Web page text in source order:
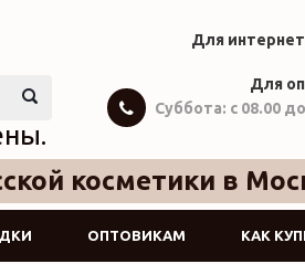
косметики в
Для интернет
Для
Суббота: с 08.00
ОПТОВИКАМ КАК